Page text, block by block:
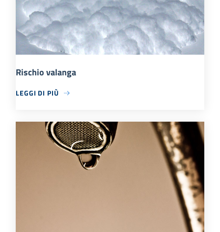
Rischio valanga
LEGGI DI PIÙ